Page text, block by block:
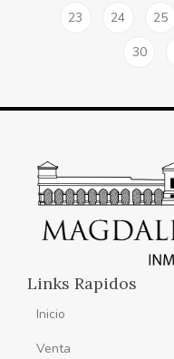
23
24 25
30
Links Rapidos
Inicio
Venta